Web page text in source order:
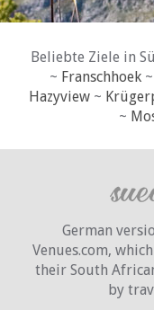
Beliebte Ziele in
~ Franschhoek ~
Hazyview~
~
German
Venues.com,
their South
by